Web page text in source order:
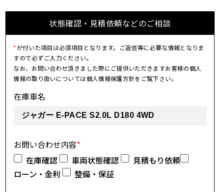
状態確認・見積依頼などのご相談
*が付いた項目は必須項目となります。ご返信等に必要な情報となりま
すので必ずご入力ください。
なお、お問い合わせ頂きました際にご提供いただきますお客様の個人
情報の取り扱いについては個人情報保護方針をご覧下さい。
在庫車名
お問い合わせ内容*
在庫確認
車両状態確認
見積もり依頼
ローン・金利
整備・保証